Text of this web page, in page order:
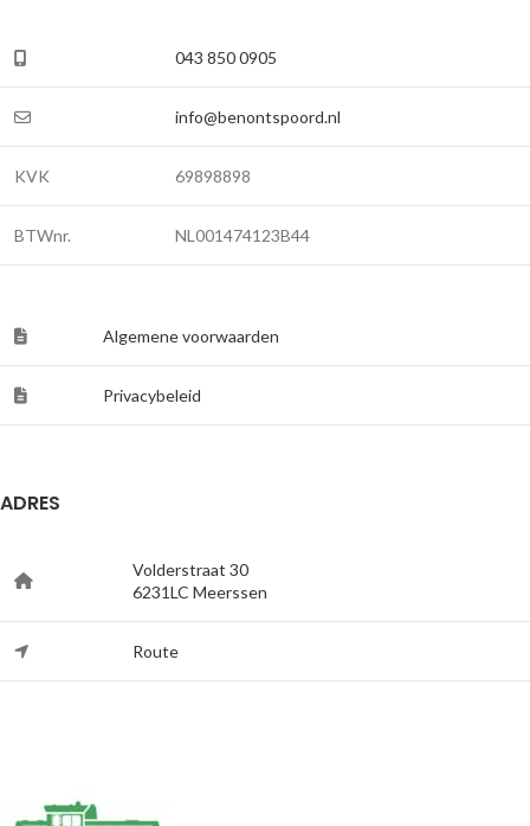
043 850 0905
info@benontspoord.nl
KVK 69898898
BTWnr. NL001474123B44
Algemene voorwaarden
Privacybeleid
ADRES
Volderstraat 30
6231LC Meerssen
Route